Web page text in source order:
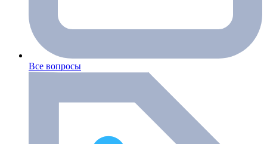
Все вопросы